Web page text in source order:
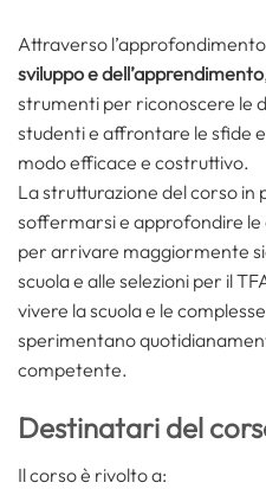
Attraverso
sviluppo e dell’apprendimento
strumenti per riconoscere le
studenti e affrontare le sfide
modo efficace e costruttivo.
La strutturazione del corso in
soffermarsi e approfondire
per arrivare maggiormente
scuola e alle selezioni per il
vivere la scuola e le
sperimentano
competente.
Destinatari del
Il corso è rivolto a: